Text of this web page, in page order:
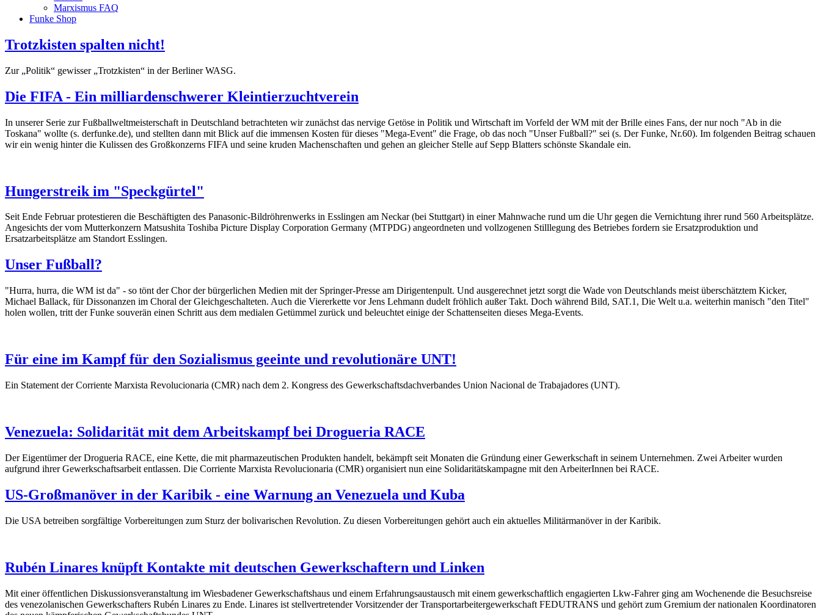
Marxismus FAQ
Funke Shop
Trotzkisten spalten nicht!
Zur „Politik“ gewisser „Trotzkisten“ in der Berliner WASG.
Die FIFA - Ein milliardenschwerer Kleintierzuchtverein
In unserer Serie zur Fußballweltmeisterschaft in Deutschland betrachteten wir zunächst das nervige Getöse in Politik und Wirtschaft im Vorfeld der WM mit der Brille eines Fans, der nur noch "Ab in die
Toskana" wollte (s. derfunke.de), und stellten dann mit Blick auf die immensen Kosten für dieses "Mega-Event" die Frage, ob das noch "Unser Fußball?" sei (s. Der Funke, Nr.60). Im folgenden Beitrag schauen
wir ein wenig hinter die Kulissen des Großkonzerns FIFA und seine kruden Machenschaften und gehen an gleicher Stelle auf Sepp Blatters schönste Skandale ein.
Hungerstreik im "Speckgürtel"
Seit Ende Februar protestieren die Beschäftigten des Panasonic-Bildröhrenwerks in Esslingen am Neckar (bei Stuttgart) in einer Mahnwache rund um die Uhr gegen die Vernichtung ihrer rund 560 Arbeitsplätze.
Angesichts der vom Mutterkonzern Matsushita Toshiba Picture Display Corporation Germany (MTPDG) angeordneten und vollzogenen Stilllegung des Betriebes fordern sie Ersatzproduktion und
Ersatzarbeitsplätze am Standort Esslingen.
Unser Fußball?
"Hurra, hurra, die WM ist da" - so tönt der Chor der bürgerlichen Medien mit der Springer-Presse am Dirigentenpult. Und ausgerechnet jetzt sorgt die Wade von Deutschlands meist überschätztem Kicker,
Michael Ballack, für Dissonanzen im Choral der Gleichgeschalteten. Auch die Viererkette vor Jens Lehmann dudelt fröhlich außer Takt. Doch während Bild, SAT.1, Die Welt u.a. weiterhin manisch "den Titel"
holen wollen, tritt der Funke souverän einen Schritt aus dem medialen Getümmel zurück und beleuchtet einige der Schattenseiten dieses Mega-Events.
Für eine im Kampf für den Sozialismus geeinte und revolutionäre UNT!
Ein Statement der Corriente Marxista Revolucionaria (CMR) nach dem 2. Kongress des Gewerkschaftsdachverbandes Union Nacional de Trabajadores (UNT).
Venezuela: Solidarität mit dem Arbeitskampf bei Drogueria RACE
Der Eigentümer der Drogueria RACE, eine Kette, die mit pharmazeutischen Produkten handelt, bekämpft seit Monaten die Gründung einer Gewerkschaft in seinem Unternehmen. Zwei Arbeiter wurden
aufgrund ihrer Gewerkschaftsarbeit entlassen. Die Corriente Marxista Revolucionaria (CMR) organisiert nun eine Solidaritätskampagne mit den ArbeiterInnen bei RACE.
US-Großmanöver in der Karibik - eine Warnung an Venezuela und Kuba
Die USA betreiben sorgfältige Vorbereitungen zum Sturz der bolivarischen Revolution. Zu diesen Vorbereitungen gehört auch ein aktuelles Militärmanöver in der Karibik.
Rubén Linares knüpft Kontakte mit deutschen Gewerkschaftern und Linken
Mit einer öffentlichen Diskussionsveranstaltung im Wiesbadener Gewerkschaftshaus und einem Erfahrungsaustausch mit einem gewerkschaftlich engagierten Lkw-Fahrer ging am Wochenende die Besuchsreise
des venezolanischen Gewerkschafters Rubén Linares zu Ende. Linares ist stellvertretender Vorsitzender der Transportarbeitergewerkschaft FEDUTRANS und gehört zum Gremium der nationalen Koordinatoren